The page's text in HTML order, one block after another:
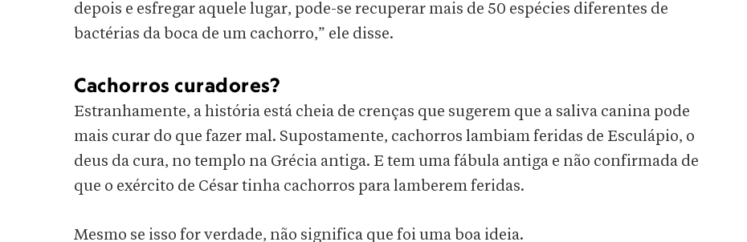
depois e esfregar aquele lugar, pode-se recuperar mais de 50 espécies diferentes de
bactérias da boca de um cachorro,” ele disse.
Cachorros curadores?
Estranhamente, a história está cheia de crenças que sugerem que a saliva canina pode
mais curar do que fazer mal. Supostamente, cachorros lambiam feridas de Esculápio, o
deus da cura, no templo na Grécia antiga. E tem uma fábula antiga e não confirmada de
que o exército de César tinha cachorros para lamberem feridas.
Mesmo se isso for verdade, não significa que foi uma boa ideia.